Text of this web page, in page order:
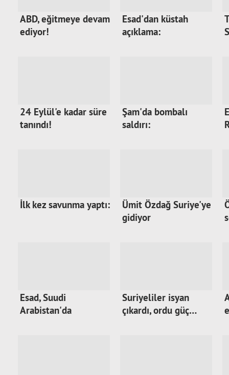
ABD, eğitmeye devam
ediyor!
Esad'dan küstah
açıklama:
24 Eylül'e kadar süre
tanındı!
Şam'da bombalı
saldırı:
İlk kez savunma yaptı:
Ümit Özdağ Suriye'ye
gidiyor
Esad, Suudi
Arabistan'da
Suriyeliler isyan
çıkardı, ordu güç…